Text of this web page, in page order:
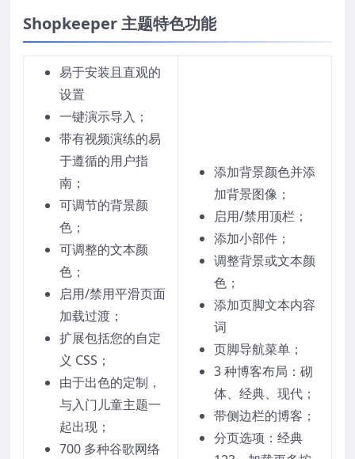
Shopkeeper 主题特色功能
易于安装且直观的
设置
一键演示导入；
带有视频演练的易
于遵循的用户指
南；
可调节的背景颜
色；
可调整的文本颜
色；
启用/禁用平滑页面
加载过渡；
扩展包括您的自定
义 CSS；
由于出色的定制，
与入门儿童主题一
起出现；
700 多种谷歌网络
添加背景颜色并添
加背景图像；
启用/禁用顶栏；
添加小部件；
调整背景或文本颜
色；
添加页脚文本内容
词
页脚导航菜单；
3 种博客布局：砌
体、经典、现代；
带侧边栏的博客；
分页选项：经典